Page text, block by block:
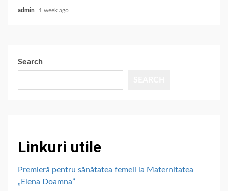
admin 1 week ago
Search
Linkuri utile
Premieră pentru sănătatea femeii la Maternitatea
„Elena Doamna”